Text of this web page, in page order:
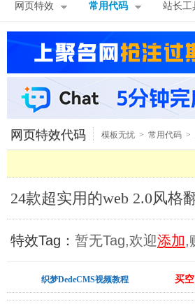
网页特效 常用代码 站长工
网页特效代码 模板无忧 > 常用代码 >
特效Tag： 暂无Tag,欢迎添加,
织梦DedeCMS视频教程 买